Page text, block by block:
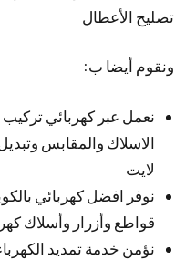
تصليح الأعطال
ونقوم أيضا ب:
نعمل عبر كهربائي
الاسلاك والمقابس
لايت
نوفر افضل كهربائي
قواطع وأزرار وأسلاك
نؤمن خدمة تمديد